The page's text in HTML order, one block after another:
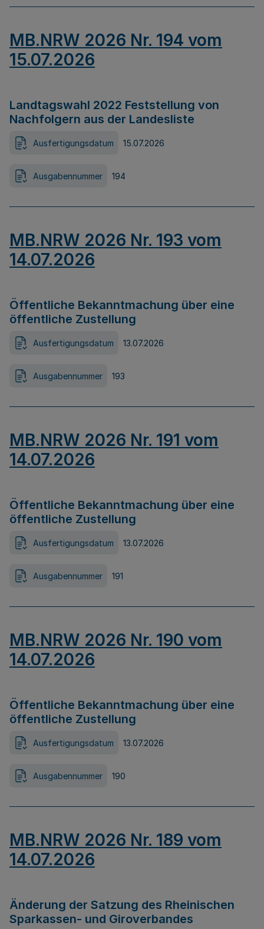
MB.NRW 2026 Nr. 194 vom
15.07.2026
Landtagswahl 2022 Feststellung von
Nachfolgern aus der Landesliste
Ausfertigungsdatum 15.07.2026
Ausgabennummer 194
MB.NRW 2026 Nr. 193 vom
14.07.2026
Öffentliche Bekanntmachung über eine
öffentliche Zustellung
Ausfertigungsdatum 13.07.2026
Ausgabennummer 193
MB.NRW 2026 Nr. 191 vom
14.07.2026
Öffentliche Bekanntmachung über eine
öffentliche Zustellung
Ausfertigungsdatum 13.07.2026
Ausgabennummer 191
MB.NRW 2026 Nr. 190 vom
14.07.2026
Öffentliche Bekanntmachung über eine
öffentliche Zustellung
Ausfertigungsdatum 13.07.2026
Ausgabennummer 190
MB.NRW 2026 Nr. 189 vom
14.07.2026
Änderung der Satzung des Rheinischen
Sparkassen- und Giroverbandes